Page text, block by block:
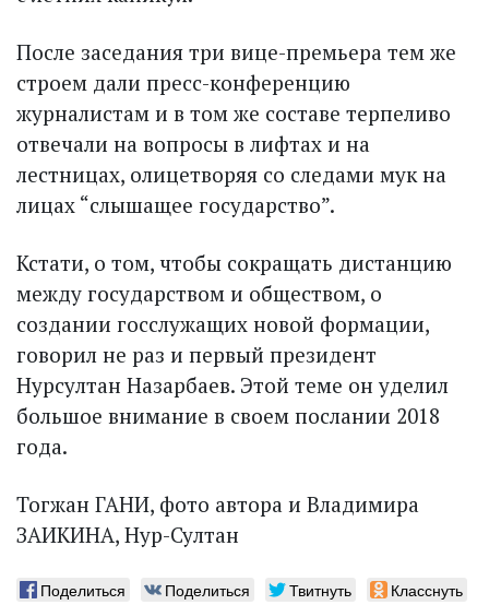
После заседания три вице-премьера тем же
строем дали пресс-конференцию
журналистам и в том же составе терпеливо
отвечали на вопросы в лифтах и на
лестницах, олицетворяя со следами мук на
лицах “слышащее государство”.
Кстати, о том, чтобы сокращать дистанцию
между государством и обществом, о
создании госслужащих новой формации,
говорил не раз и первый президент
Нурсултан Назарбаев. Этой теме он уделил
большое внимание в своем послании 2018
года.
Тогжан ГАНИ, фото автора и Владимира
ЗАИКИНА, Нур-Султан
Поделиться Поделиться Твитнуть Класснуть